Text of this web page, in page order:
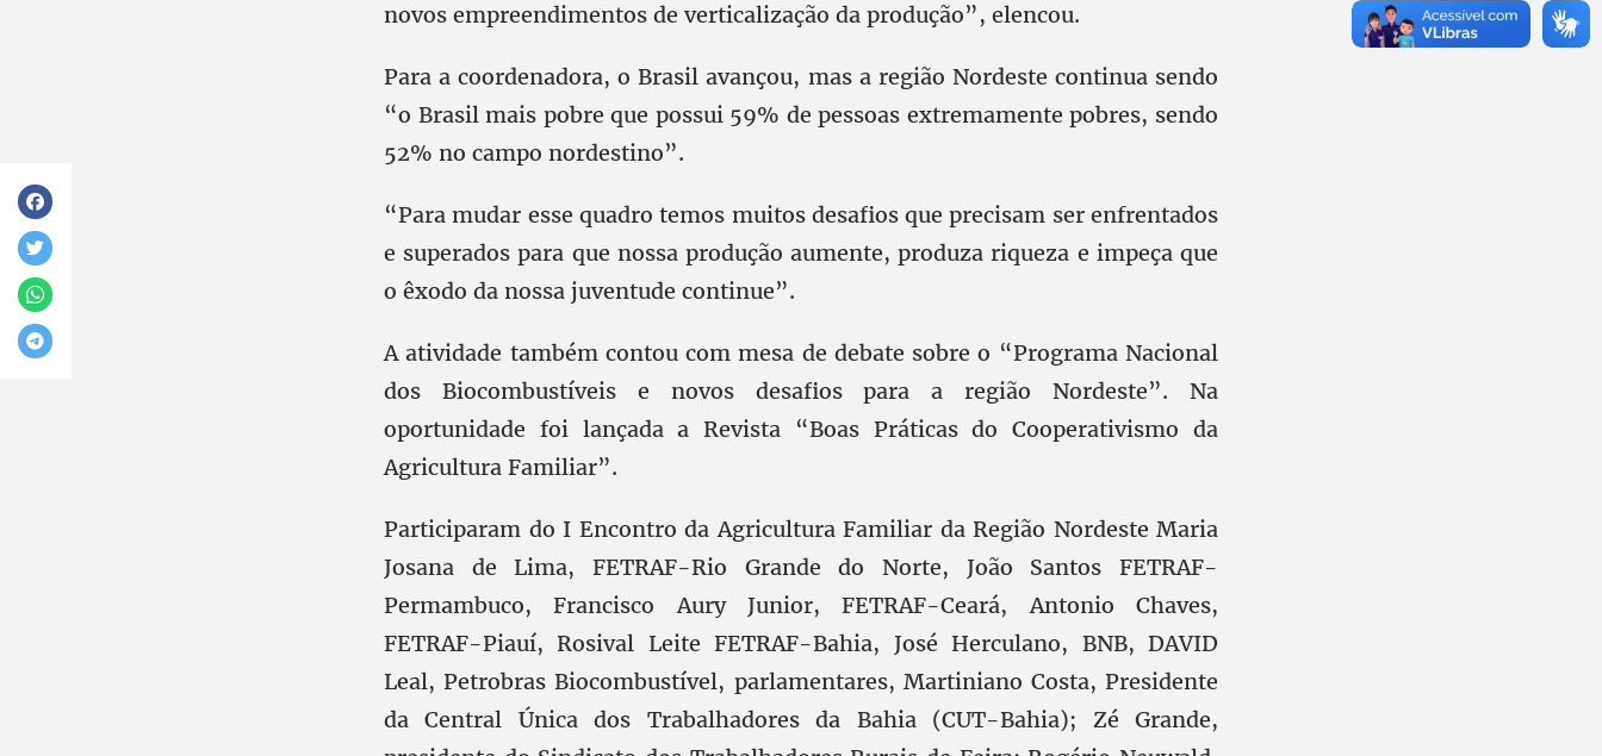
novos empreendimentos de verticalização da produção”, elencou.
Para a coordenadora, o Brasil avançou, mas a região Nordeste continua sendo
“o Brasil mais pobre que possui 59% de pessoas extremamente pobres, sendo
52% no campo nordestino”.
“Para mudar esse quadro temos muitos desafios que precisam ser enfrentados
e superados para que nossa produção aumente, produza riqueza e impeça que
o êxodo da nossa juventude continue”.
A atividade também contou com mesa de debate sobre o “Programa Nacional
dos Biocombustíveis e novos desafios para a região Nordeste”. Na
oportunidade foi lançada a Revista “Boas Práticas do Cooperativismo da
Agricultura Familiar”.
Participaram do I Encontro da Agricultura Familiar da Região Nordeste Maria
Josana de Lima, FETRAF-Rio Grande do Norte, João Santos FETRAF-
Permambuco, Francisco Aury Junior, FETRAF-Ceará, Antonio Chaves,
FETRAF-Piauí, Rosival Leite FETRAF-Bahia, José Herculano, BNB, DAVID
Leal, Petrobras Biocombustível, parlamentares, Martiniano Costa, Presidente
da Central Única dos Trabalhadores da Bahia (CUT-Bahia); Zé Grande,